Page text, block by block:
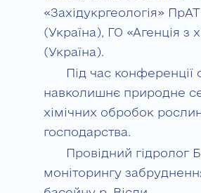
«Західукргеологія»
(Україна), ГО «Агенція з
(Україна).
Під час
навколишнє природне
хімічних обробок
господарства.
Провідний гідролог
моніторингу